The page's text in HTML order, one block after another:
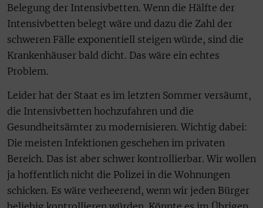
Belegung der Intensivbetten. Wenn die Hälfte der
Intensivbetten belegt wäre und dazu die Zahl der
schweren Fälle exponentiell steigen würde, sind die
Krankenhäuser bald dicht. Das wäre ein echtes
Problem.
Leider hat der Staat es im letzten Sommer versäumt,
die Intensivbetten hochzufahren und die
Gesundheitsämter zu modernisieren. Wichtig dabei:
Die meisten Infektionen geschehen im privaten
Bereich. Das ist aber schwer kontrollierbar. Wir wollen
ja hoffentlich nicht die Polizei in die Wohnungen
schicken. Es wäre verheerend, wenn wir jeden Bürger